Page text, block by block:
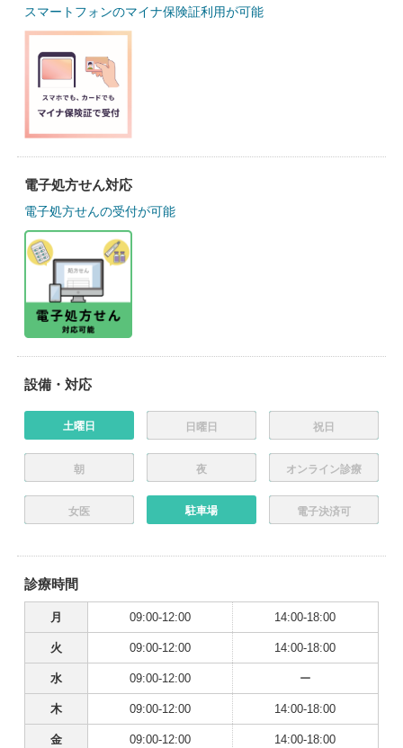
スマートフォンのマイナ保険証利用が可能
電子処方せん対応
電子処方せんの受付が可能
設備・対応
土曜日 日曜日 祝日
朝 夜 オンライン診療
女医 駐車場 電子決済可
診療時間
月 09:00-12:00 14:00-18:00
火 09:00-12:00 14:00-18:00
水 09:00-12:00 ー
木 09:00-12:00 14:00-18:00
金 09:00-12:00 14:00-18:00